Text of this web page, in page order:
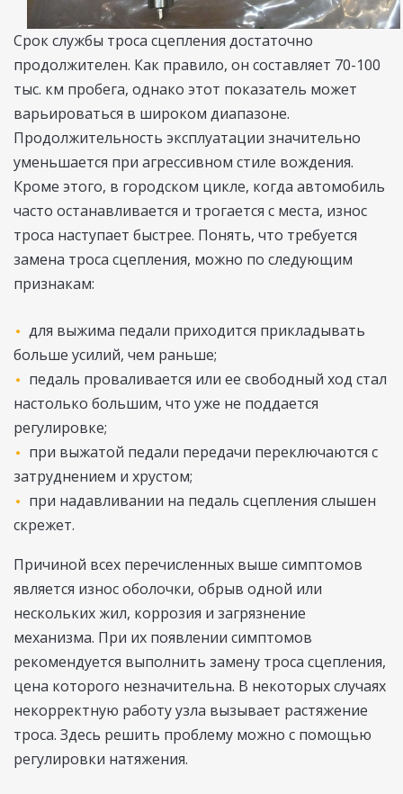
Срок службы троса сцепления достаточно
продолжителен. Как правило, он составляет 70-100
тыс. км пробега, однако этот показатель может
варьироваться в широком диапазоне.
Продолжительность эксплуатации значительно
уменьшается при агрессивном стиле вождения.
Кроме этого, в городском цикле, когда автомобиль
часто останавливается и трогается с места, износ
троса наступает быстрее. Понять, что требуется
замена троса сцепления, можно по следующим
признакам:
для выжима педали приходится прикладывать
больше усилий, чем раньше;
педаль проваливается или ее свободный ход стал
настолько большим, что уже не поддается
регулировке;
при выжатой педали передачи переключаются с
затруднением и хрустом;
при надавливании на педаль сцепления слышен
скрежет.
Причиной всех перечисленных выше симптомов
является износ оболочки, обрыв одной или
нескольких жил, коррозия и загрязнение
механизма. При их появлении симптомов
рекомендуется выполнить замену троса сцепления,
цена которого незначительна. В некоторых случаях
некорректную работу узла вызывает растяжение
троса. Здесь решить проблему можно с помощью
регулировки натяжения.